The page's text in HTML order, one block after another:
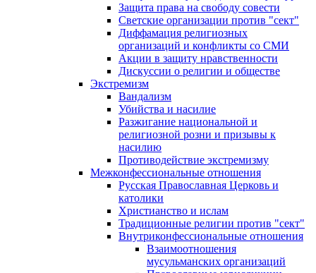
Защита права на свободу совести
Светские организации против "сект"
Диффамация религиозных
организаций и конфликты со СМИ
Акции в защиту нравственности
Дискуссии о религии и обществе
Экстремизм
Вандализм
Убийства и насилие
Разжигание национальной и
религиозной розни и призывы к
насилию
Противодействие экстремизму
Межконфессиональные отношения
Русская Православная Церковь и
католики
Христианство и ислам
Традиционные религии против "сект"
Внутриконфессиональные отношения
Взаимоотношения
мусульманских организаций